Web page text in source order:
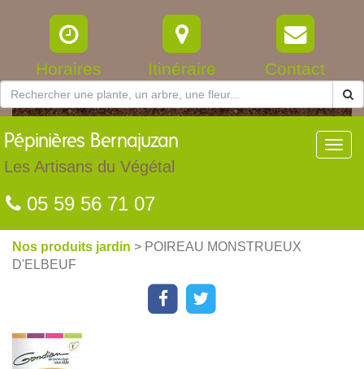
Horaires Itinéraire Contact
Pépinières Bernajuzan
Les Artisans du Végétal
05 59 56 71 07
Nos produits jardin > POIREAU MONSTRUEUX
D'ELBEUF